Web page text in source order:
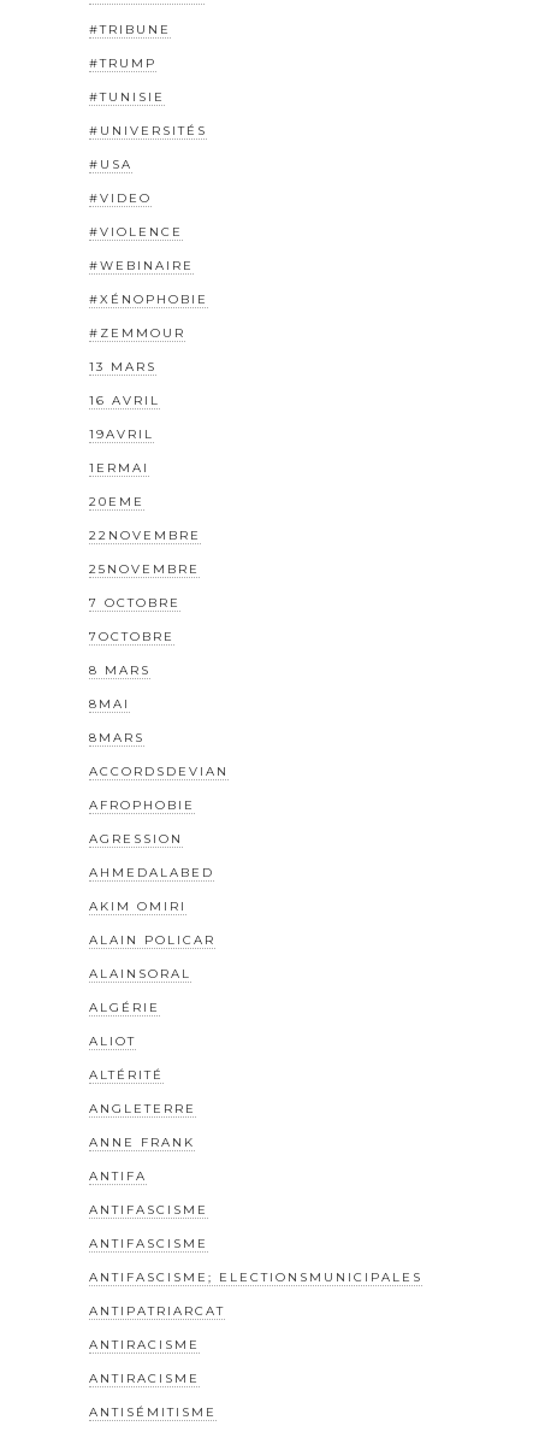
#TRIBUNE
#TRUMP
#TUNISIE
#UNIVERSITÉS
#USA
#VIDEO
#VIOLENCE
#WEBINAIRE
#XÉNOPHOBIE
#ZEMMOUR
13 MARS
16 AVRIL
19AVRIL
1ERMAI
20EME
22NOVEMBRE
25NOVEMBRE
7 OCTOBRE
7OCTOBRE
8 MARS
8MAI
8MARS
ACCORDSDEVIAN
AFROPHOBIE
AGRESSION
AHMEDALABED
AKIM OMIRI
ALAIN POLICAR
ALAINSORAL
ALGÉRIE
ALIOT
ALTÉRITÉ
ANGLETERRE
ANNE FRANK
ANTIFA
ANTIFASCISME
ANTIFASCISME
ANTIFASCISME; ELECTIONSMUNICIPALES
ANTIPATRIARCAT
ANTIRACISME
ANTIRACISME
ANTISÉMITISME